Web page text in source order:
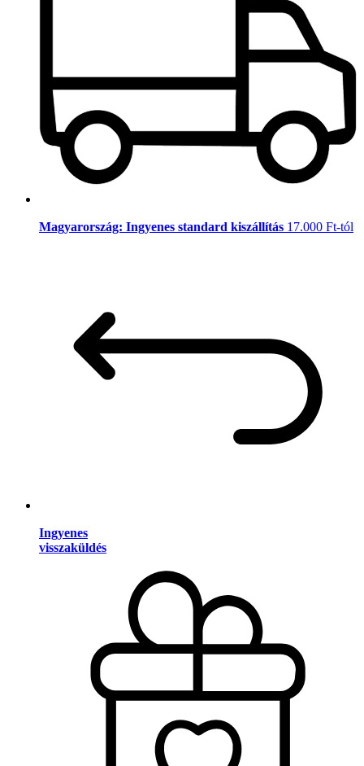
Magyarország: Ingyenes standard kiszállítás 17.000 Ft-tól
Ingyenes
visszaküldés